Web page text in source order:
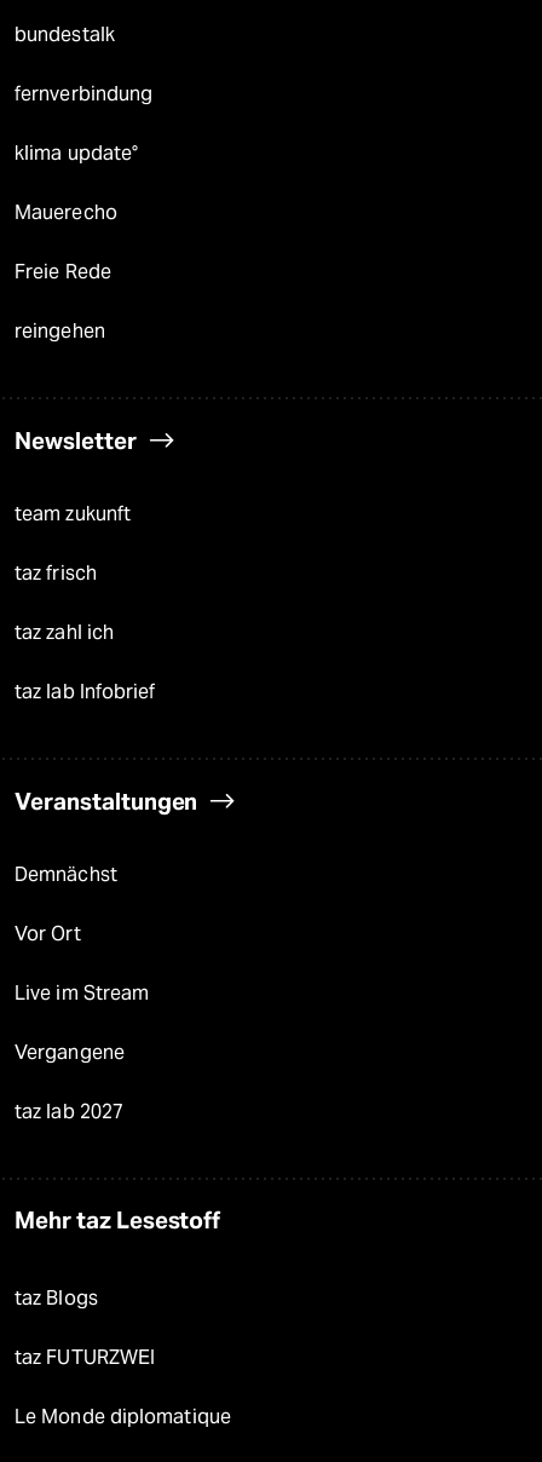
bundestalk
fernverbindung
klima update°
Mauerecho
Freie Rede
reingehen
Newsletter
team zukunft
taz frisch
taz zahl ich
taz lab Infobrief
Veranstaltungen
Demnächst
Vor Ort
Live im Stream
Vergangene
taz lab 2027
Mehr taz Lesestoff
taz Blogs
taz FUTURZWEI
Le Monde diplomatique